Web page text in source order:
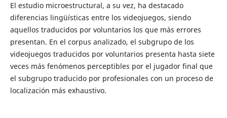
El estudio microestructural, a su vez, ha destacado
diferencias lingüísticas entre los videojuegos, siendo
aquellos traducidos por voluntarios los que más errores
presentan. En el corpus analizado, el subgrupo de los
videojuegos traducidos por voluntarios presenta hasta siete
veces más fenómenos perceptibles por el jugador final que
el subgrupo traducido por profesionales con un proceso de
localización más exhaustivo.